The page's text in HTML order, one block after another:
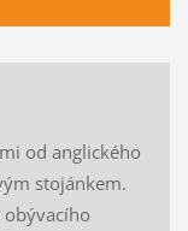
od anglického
stojánkem.